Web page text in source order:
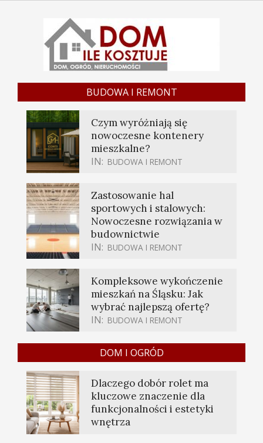
BUDOWA I REMONT
Czym wyróżniają się
nowoczesne kontenery
mieszkalne?
IN: BUDOWA I REMONT
Zastosowanie hal
sportowych i stalowych:
Nowoczesne rozwiązania w
budownictwie
IN: BUDOWA I REMONT
Kompleksowe wykończenie
mieszkań na Śląsku: Jak
wybrać najlepszą ofertę?
IN: BUDOWA I REMONT
DOM I OGRÓD
Dlaczego dobór rolet ma
kluczowe znaczenie dla
funkcjonalności i estetyki
wnętrza